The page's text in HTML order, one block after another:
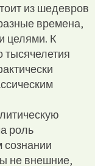
из шедевров
времена,
целями. К
тысячелетия
роль
сознании
не внешние,